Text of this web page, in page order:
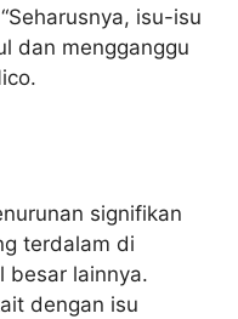
isu-isu
dan mengganggu
signifikan
terdalam di
besar lainnya.
dengan isu